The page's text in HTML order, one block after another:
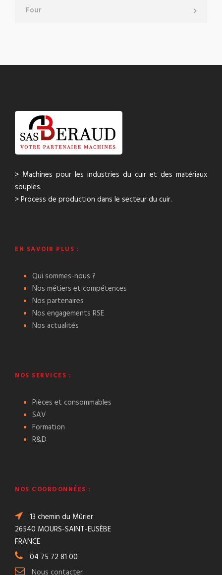
Four
> Machines pour les industries du cuir et des matériaux
souples.
> Process de production dans le secteur du cuir.
EN SAVOIR PLUS :
Qui sommes-nous ?
Nos métiers et compétences
Nos partenaires
Nos engagements RSE
Nos actualités
NOS SERVICES :
Pièces et consommables
SAV
Formation
R&D
NOS COORDONNÉES :
13 chemin du Mûrier
26540 MOURS-SAINT-EUSÈBE
FRANCE
04 75 72 81 00